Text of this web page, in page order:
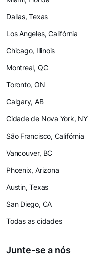
Dallas, Texas
Los Angeles, Califórnia
Chicago, Illinois
Montreal, QC
Toronto, ON
Calgary, AB
Cidade de Nova York, NY
São Francisco, Califórnia
Vancouver, BC
Phoenix, Arizona
Austin, Texas
San Diego, CA
Todas as cidades
Junte-se a nós